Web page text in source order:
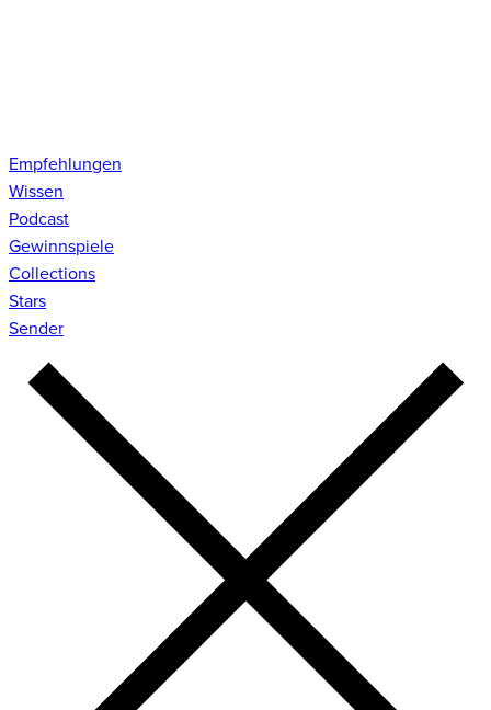
Empfehlungen
Wissen
Podcast
Gewinnspiele
Collections
Stars
Sender